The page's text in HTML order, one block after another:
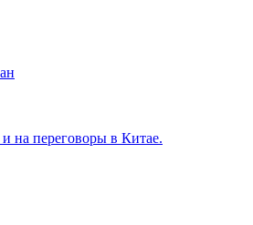
на переговоры в Китае.